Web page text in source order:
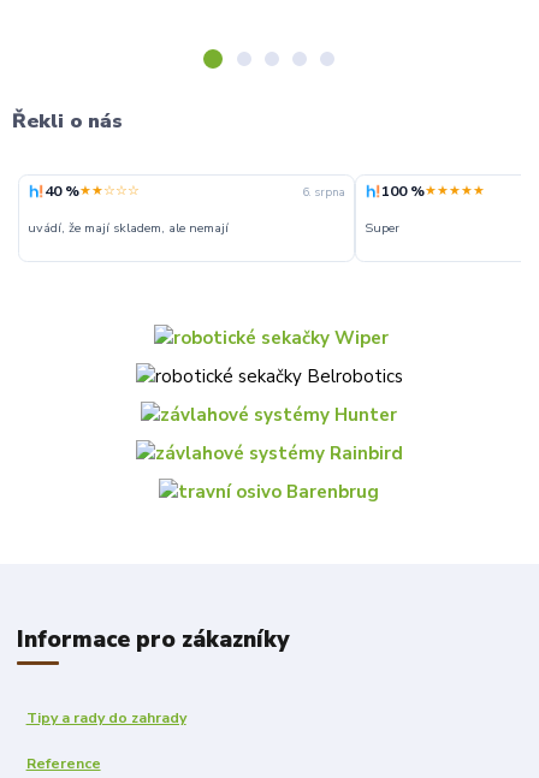
Řekli o nás
40 %★★☆☆☆ 6. srpna
uvádí, že mají skladem, ale nemají
100 %★★★★★
Super
Informace pro zákazníky
Tipy a rady do zahrady
Reference